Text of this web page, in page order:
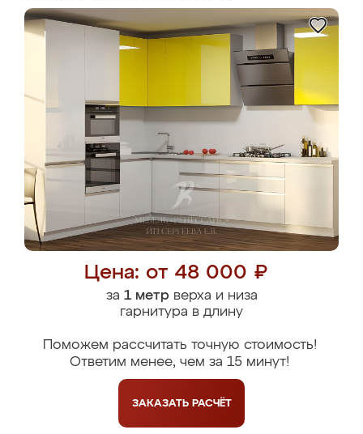
Цена: от 48 000 ₽
за 1 метрверха и низа
гарнитура в длину
Поможем рассчитать точную стоимость!
Ответим менее, чем за 15 минут!
ЗАКАЗАТЬ РАСЧЁТ